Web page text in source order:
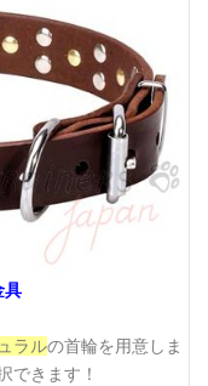
具
ラルの首輪を用意しま
できます！